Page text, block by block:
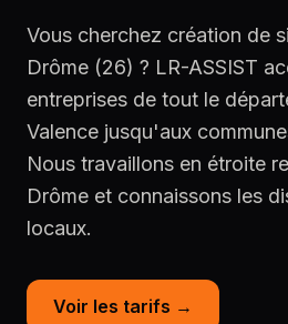
Vous cherchez création de
Drôme (26) ? LR-ASSIST
entreprises de tout le
Valence jusqu'aux
Nous travaillons en étroite
Drôme et connaissons les
locaux.
Voir les tarifs →